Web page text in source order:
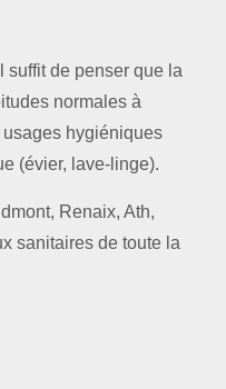
suffit de penser que la
normales à
hygiéniques
(évier, lave-linge).
Renaix, Ath,
sanitaires de toute la